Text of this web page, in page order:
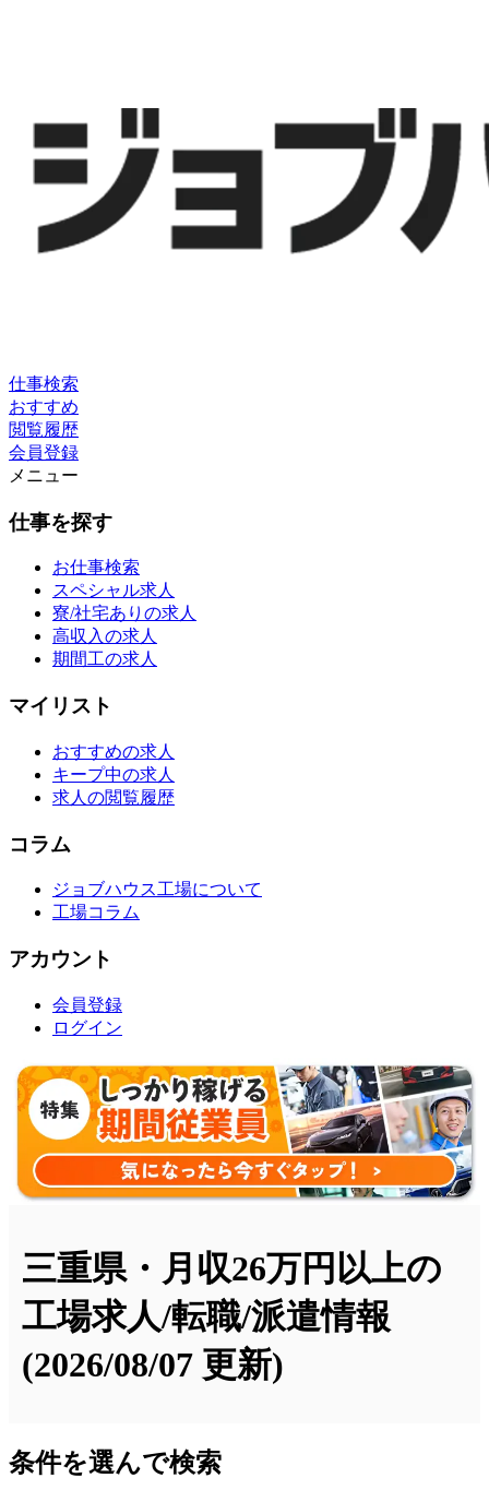
仕事検索
おすすめ
閲覧履歴
会員登録
メニュー
仕事を探す
お仕事検索
スペシャル求人
寮/社宅ありの求人
高収入の求人
期間工の求人
マイリスト
おすすめの求人
キープ中の求人
求人の閲覧履歴
コラム
ジョブハウス工場について
工場コラム
アカウント
会員登録
ログイン
三重県・月収26万円以上の
工場求人/転職/派遣情報
(2026/08/07 更新)
条件を選んで検索